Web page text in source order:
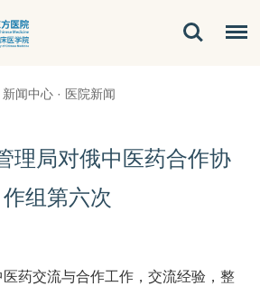
新闻中心 · 医院新闻
理局对俄中医药合作协
作组第六次
药交流与合作工作，交流经验，整